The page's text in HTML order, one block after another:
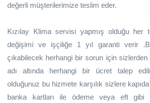
değerli müşterilerimize teslim eder.
Kızılay Klima servisi yapmış olduğu her
değişimi ve işçiliğe 1 yıl garanti verir
çıkabilecek herhangi bir sorun için
adı altında herhangi bir ücret talep
olduğunuz bu hizmete karşılık sizlere
banka kartları ile ödeme veya eft gibi